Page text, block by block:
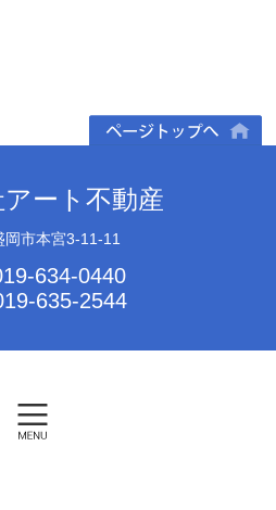
ート不動産
岡市本宮3-11-11
634-0440
635-2544